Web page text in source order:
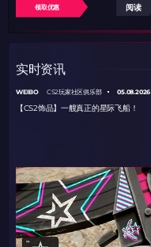
领取优惠 阅读
实时资讯
WEIBO CS2玩家社区俱乐部 05.08.2026
【CS2饰品】一艘真正的星际飞船！